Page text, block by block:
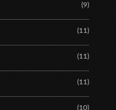
(9)
(11)
(11)
(11)
(10)